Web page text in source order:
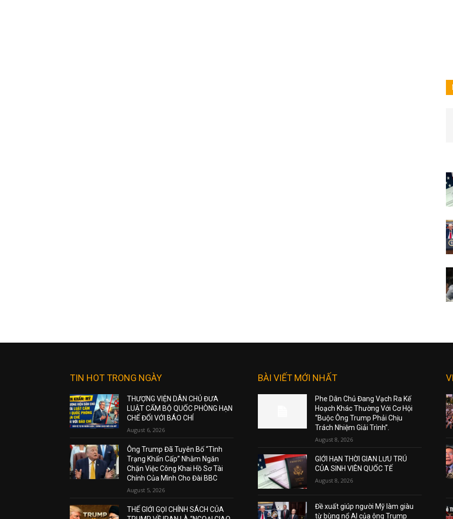
TIN HOT TRONG NGÀY
THƯỢNG VIỆN DÂN CHỦ ĐƯA
LUẬT CẤM BỘ QUỐC PHÒNG HẠN
CHẾ ĐỐI VỚI BÁO CHÍ
August 6, 2026
Ông Trump Đã Tuyên Bố “Tình
Trạng Khẩn Cấp” Nhằm Ngăn
Chặn Việc Công Khai Hồ Sơ Tài
Chính Của Mình Cho Đài BBC
August 5, 2026
THẾ GIỚI GỌI CHÍNH SÁCH CỦA
BÀI VIẾT MỚI NHẤT
Phe Dân Chủ Đang Vạch Ra Kế
Hoạch Khác Thường Với Cơ Hội
“Buộc Ông Trump Phải Chịu
Trách Nhiệm Giải Trình”.
August 8, 2026
GIỚI HẠN THỜI GIAN LƯU TRÚ
CỦA SINH VIÊN QUỐC TẾ
August 8, 2026
Đề xuất giúp người Mỹ làm giàu
từ bùng nổ AI của ông Trump